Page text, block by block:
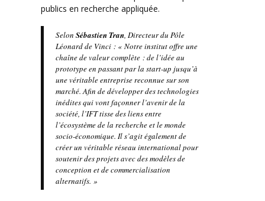
publics en recherche appliquée.
Selon Sébastien Tran , Directeur du Pôle
Léonard de Vinci : « Notre institut offre une
chaîne de valeur complète : de l’idée au
prototype en passant par la start-up jusqu’à
une véritable entreprise reconnue sur son
marché. Afin de développer des technologies
inédites qui vont façonner l’avenir de la
société, l’IFT tisse des liens entre
l’écosystème de la recherche et le monde
socio-économique. Il s’agit également de
créer un véritable réseau international pour
soutenir des projets avec des modèles de
conception et de commercialisation
alternatifs. »